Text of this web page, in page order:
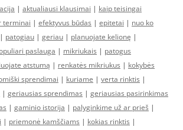
| aktualiausi klausimai | kaip teisingai
terminai | efektyvus būdas | epitetai | nuo ko
| patogiau | geriau | planuojate kelionę |
paslauga | mikriukais | patogus
atstumą | renkatės mikriukus | kokybės
sprendimai | kuriame | verta rinktis |
| geriausias sprendimas | geriausias pasirinkimas
| gaminio istorija | palyginkime už ar prieš |
| priemonė kamščiams | kokias rinktis |